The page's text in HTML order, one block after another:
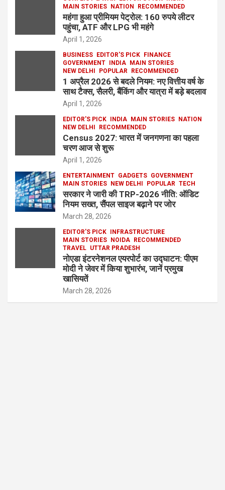
MAIN STORIES NATION RECOMMENDED
महंगा हुआ प्रीमियम पेट्रोल: 160 रुपये लीटर
पहुंचा, ATF और LPG भी महंगे
April 1, 2026
BUSINESS EDITOR'S PICK FINANCE
GOVERNMENT INDIA MAIN STORIES
NEW DELHI
POPULAR RECOMMENDED
1 अप्रैल 2026 से बदले नियम: नए वित्तीय वर्ष के
साथ टैक्स, सैलरी, बैंकिंग और यात्रा में बड़े बदलाव
April 1, 2026
EDITOR'S PICK INDIA MAIN STORIES NATION
NEW DELHI
RECOMMENDED
Census 2027: भारत में जनगणना का पहला
चरण आज से शुरू
April 1, 2026
ENTERTAINMENT GADGETS GOVERNMENT
MAIN STORIES NEW DELHI POPULAR TECH
सरकार ने जारी की TRP-2026 नीति: ऑडिट
नियम सख्त, सैंपल साइज बढ़ाने पर जोर
March 28, 2026
EDITOR'S PICK INFRASTRUCTURE
MAIN STORIES NOIDA RECOMMENDED
TRAVEL UTTAR PRADESH
नोएडा इंटरनेशनल एयरपोर्ट का उद्घाटन: पीएम
मोदी ने जेवर में किया शुभारंभ, जानें प्रमुख
खासियतें
March 28, 2026